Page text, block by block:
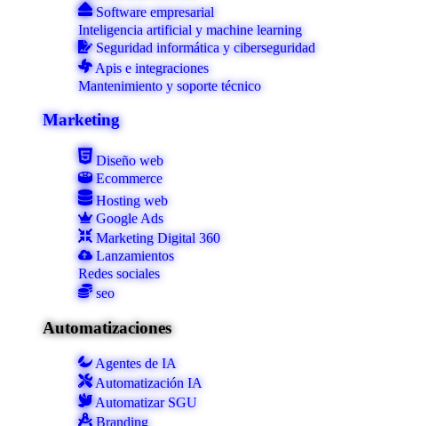
Software empresarial
Inteligencia artificial y machine learning
Seguridad informática y ciberseguridad
Apis e integraciones
Mantenimiento y soporte técnico
Marketing
Diseño web
Ecommerce
Hosting web
Google Ads
Marketing Digital 360
Lanzamientos
Redes sociales
seo
Automatizaciones
Agentes de IA
Automatización IA
Automatizar SGU
Branding